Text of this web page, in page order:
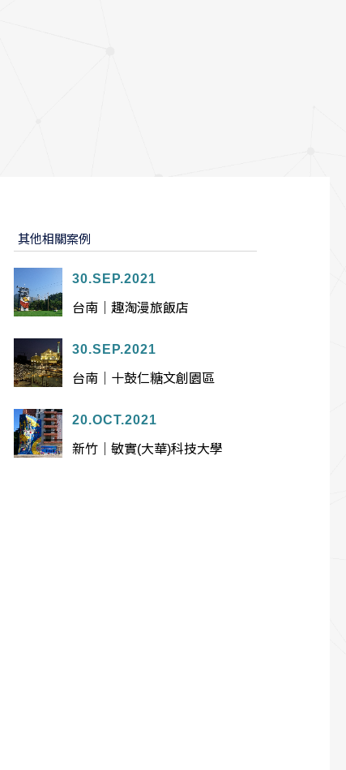
其他相關案例
30.SEP.2021
台南｜趣淘漫旅飯店
30.SEP.2021
台南｜十鼓仁糖文創園區
20.OCT.2021
新竹｜敏實(大華)科技大學